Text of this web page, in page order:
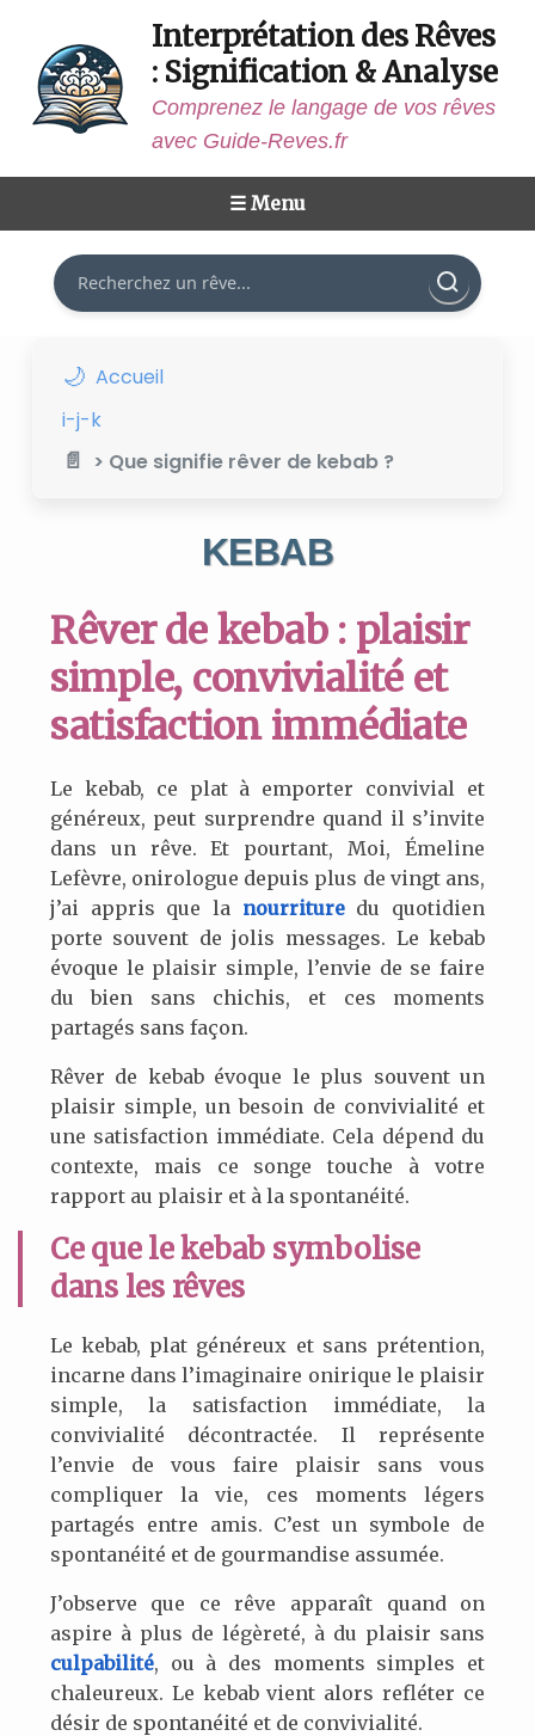
Interprétation des Rêves
: Signification & Analyse
Comprenez le langage de vos rêves
avec Guide-Reves.fr
☰ Menu
Rechercher
Accueil
i-j-k
> Que signifie rêver de kebab ?
KEBAB
Rêver de kebab : plaisir
simple, convivialité et
satisfaction immédiate
Le kebab, ce plat à emporter convivial et
généreux, peut surprendre quand il s’invite
dans un rêve. Et pourtant, Moi, Émeline
Lefèvre, onirologue depuis plus de vingt ans,
j’ai appris que la nourrituredu quotidien
porte souvent de jolis messages. Le kebab
évoque le plaisir simple, l’envie de se faire
du bien sans chichis, et ces moments
partagés sans façon.
Rêver de kebab évoque le plus souvent un
plaisir simple, un besoin de convivialité et
une satisfaction immédiate. Cela dépend du
contexte, mais ce songe touche à votre
rapport au plaisir et à la spontanéité.
Ce que le kebab symbolise
dans les rêves
Le kebab, plat généreux et sans prétention,
incarne dans l’imaginaire onirique le plaisir
simple, la satisfaction immédiate, la
convivialité décontractée. Il représente
l’envie de vous faire plaisir sans vous
compliquer la vie, ces moments légers
partagés entre amis. C’est un symbole de
spontanéité et de gourmandise assumée.
J’observe que ce rêve apparaît quand on
aspire à plus de légèreté, à du plaisir sans
culpabilité, ou à des moments simples et
chaleureux. Le kebab vient alors refléter ce
désir de spontanéité et de convivialité.